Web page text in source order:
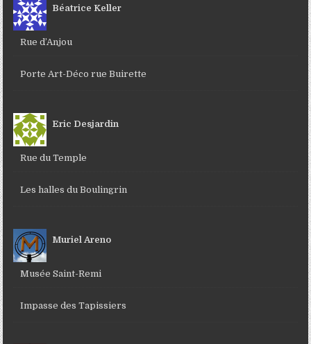
Béatrice Keller
Rue d’Anjou
Porte Art-Déco rue Buirette
Eric Desjardin
Rue du Temple
Les halles du Boulingrin
Muriel Areno
Musée Saint-Remi
Impasse des Tapissiers